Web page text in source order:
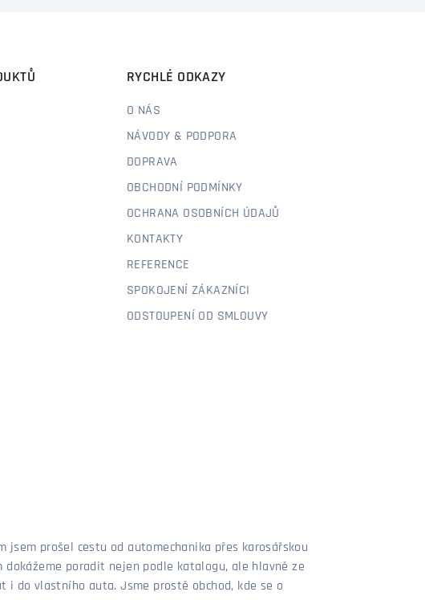
RYCHLÉ ODKAZY
O NÁS
NÁVODY & PODPORA
DOPRAVA
OBCHODNÍ PODMÍNKY
OCHRANA OSOBNÍCH ÚDAJŮ
KONTAKTY
REFERENCE
SPOKOJENÍ ZÁKAZNÍCI
ODSTOUPENÍ OD SMLOUVY
jsem prošel cestu od automechanika přes karosářskou
poradit nejen podle katalogu, ale hlavně ze
do vlastního auta. Jsme prostě obchod, kde se o